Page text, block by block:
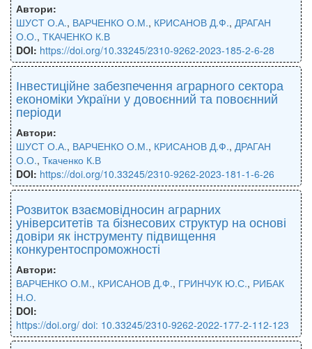
Автори:
ШУСТ О.А., ВАРЧЕНКО О.М., КРИСАНОВ Д.Ф., ДРАГАН
О.О., ТКАЧЕНКО К.В
DOI: https://doi.org/10.33245/2310-9262-2023-185-2-6-28
Інвестиційне забезпечення аграрного сектора
економіки України у довоєнний та повоєнний
періоди
Автори:
ШУСТ О.А., ВАРЧЕНКО О.М., КРИСАНОВ Д.Ф., ДРАГАН
О.О., Ткаченко К.В
DOI: https://doi.org/10.33245/2310-9262-2023-181-1-6-26
Розвиток взаємовідносин аграрних
університетів та бізнесових структур на основі
довіри як інструменту підвищення
конкурентоспроможності
Автори:
ВАРЧЕНКО О.М., КРИСАНОВ Д.Ф., ГРИНЧУК Ю.С., РИБАК
Н.О.
DOI:
https://doi.org/ doi: 10.33245/2310-9262-2022-177-2-112-123